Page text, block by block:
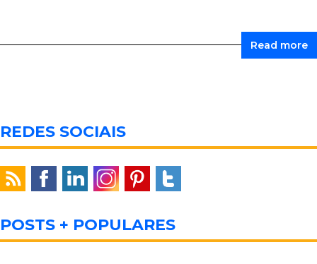
Read more
REDES SOCIAIS
POSTS + POPULARES